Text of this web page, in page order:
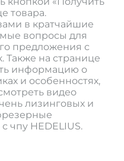
товара.
в кратчайшие
вопросы для
предложения с
Также на странице
информацию о
и особенностях,
видео
лизинговых и
чпу HEDELIUS.